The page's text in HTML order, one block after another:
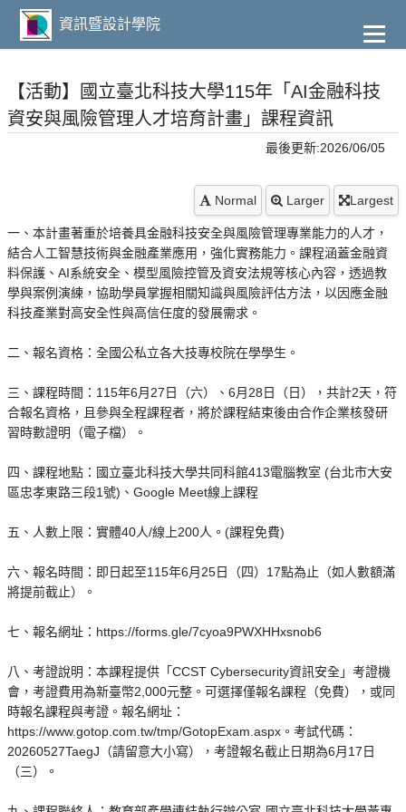
主
要
容
資訊暨設計學院
【活動】國立臺北科技大學115年「AI金融科技
資安與風險管理人才培育計畫」課程資訊
最後更新:2026/06/05
Normal Larger Largest
一、本計畫著重於培養具金融科技安全與風險管理專業能力的人才，
結合人工智慧技術與金融產業應用，強化實務能力。課程涵蓋金融資
料保護、AI系統安全、模型風險控管及資安法規等核心內容，透過教
學與案例演練，協助學員掌握相關知識與風險評估方法，以因應金融
科技產業對高安全性與高信任度的發展需求。
二、報名資格：全國公私立各大技專校院在學學生。
三、課程時間：115年6月27日（六）、6月28日（日），共計2天，符
合報名資格，且參與全程課程者，將於課程結束後由合作企業核發研
習時數證明（電子檔）。
四、課程地點：國立臺北科技大學共同科館413電腦教室 (台北市大安
區忠孝東路三段1號)、Google Meet線上課程
五、人數上限：實體40人/線上200人。(課程免費)
六、報名時間：即日起至115年6月25日（四）17點為止（如人數額滿
將提前截止）。
七、報名網址：https://forms.gle/7cyoa9PWXHHxsnob6
八、考證說明：本課程提供「CCST Cybersecurity資訊安全」考證機
會，考證費用為新臺幣2,000元整。可選擇僅報名課程（免費），或同
時報名課程與考證。報名網址：
https://www.gotop.com.tw/tmp/GotopExam.aspx。考試代碼：
20260527TaegJ（請留意大小寫），考證報名截止日期為6月17日
（三）。